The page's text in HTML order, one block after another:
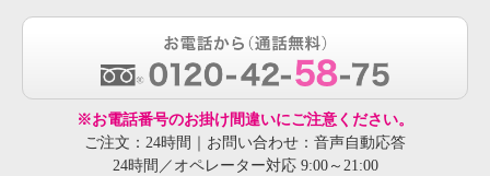
※お電話番号のお掛け間違いにご注意ください。
ご注文：24時間｜お問い合わせ：音声自動応答
24時間／オペレーター対応 9:00～21:00